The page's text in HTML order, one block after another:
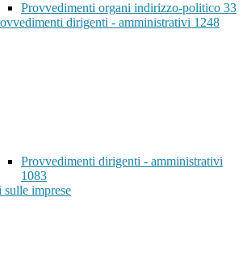
Provvedimenti organi indirizzo-politico 33
dirigenti - amministrativi 1248
Provvedimenti dirigenti - amministrativi
1083
imprese